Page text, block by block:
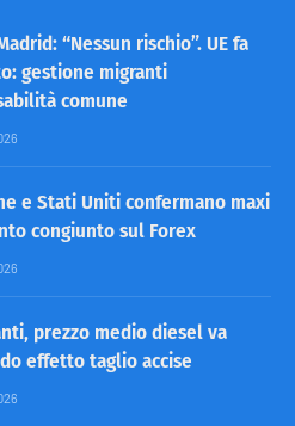
“Nessun rischio”. UE fa
gestione migranti
comune
e Stati Uniti confermano maxi
congiunto sul Forex
prezzo medio diesel va
effetto taglio accise